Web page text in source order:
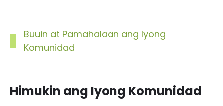
Buuin at Pamahalaan ang Iyong
Komunidad
Mga Bayad na Subscription